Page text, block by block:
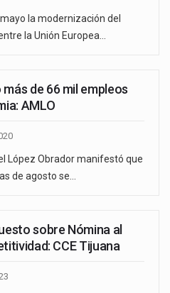
la modernización del
la Unión Europea…
de 66 mil empleos
AMLO
López Obrador manifestó que
de agosto se…
sobre Nómina al
CCE Tijuana